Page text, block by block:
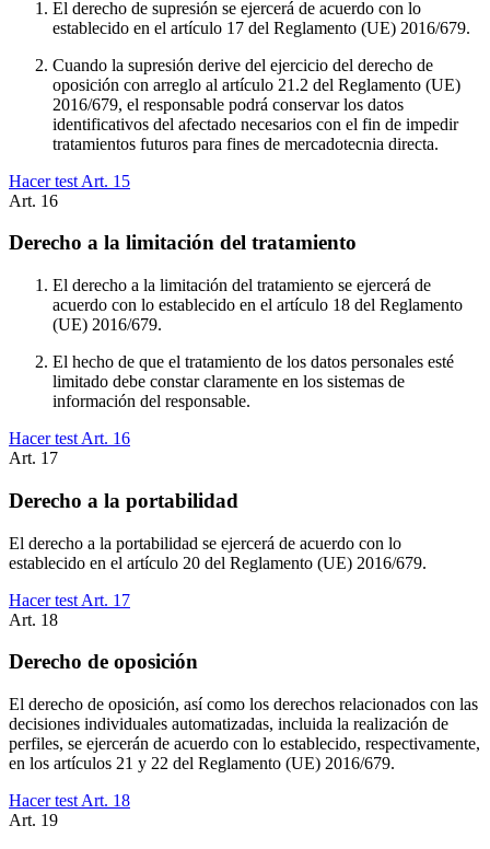
El derecho de supresión se ejercerá de acuerdo con lo
establecido en el artículo 17 del Reglamento (UE) 2016/679.
Cuando la supresión derive del ejercicio del derecho de
oposición con arreglo al artículo 21.2 del Reglamento (UE)
2016/679, el responsable podrá conservar los datos
identificativos del afectado necesarios con el fin de impedir
tratamientos futuros para fines de mercadotecnia directa.
Hacer test Art. 15
Art. 16
Derecho a la limitación del tratamiento
El derecho a la limitación del tratamiento se ejercerá de
acuerdo con lo establecido en el artículo 18 del Reglamento
(UE) 2016/679.
El hecho de que el tratamiento de los datos personales esté
limitado debe constar claramente en los sistemas de
información del responsable.
Hacer test Art. 16
Art. 17
Derecho a la portabilidad
El derecho a la portabilidad se ejercerá de acuerdo con lo
establecido en el artículo 20 del Reglamento (UE) 2016/679.
Hacer test Art. 17
Art. 18
Derecho de oposición
El derecho de oposición, así como los derechos relacionados con las
decisiones individuales automatizadas, incluida la realización de
perfiles, se ejercerán de acuerdo con lo establecido, respectivamente,
en los artículos 21 y 22 del Reglamento (UE) 2016/679.
Hacer test Art. 18
Art. 19